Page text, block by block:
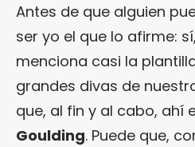
Antes de que alguien
ser yo el que lo afirme:
menciona casi la
grandes divas de
que, al fin y al cabo, ahí
Goulding. Puede que,